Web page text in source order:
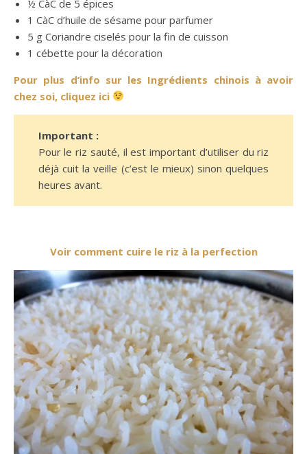
½ CàC de 5 épices
1 CàC d’huile de sésame pour parfumer
5 g Coriandre ciselés pour la fin de cuisson
1 cébette pour la décoration
Pour plus d’info sur les Ingrédients chinois à avoir
chez soi, cliquez ici
Important :
Pour le riz sauté, il est important d’utiliser du riz
déjà cuit la veille (c’est le mieux) sinon quelques
heures avant.
Voir comment cuire le riz à la perfection